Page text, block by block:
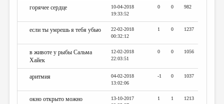
горячее сердце
10-04-2018
19:33:52
0 0 982
если ты умрешь я тебя убью
22-02-2018
00:32:12
1 0 1237
в животе у рыбы Сальма
Хайек
12-02-2018
22:03:51
0 0 1056
аритмия
04-02-2018
13:02:06
-1 0 1037
окно открыто можно
13-10-2017
1 1 1213